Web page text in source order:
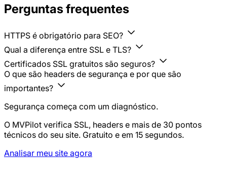
Perguntas frequentes
HTTPS é obrigatório para SEO?
Qual a diferença entre SSL e TLS?
Certificados SSL gratuitos são seguros?
O que são headers de segurança e por que são
importantes?
Segurança começa com um diagnóstico.
O MVPilot verifica SSL, headers e mais de 30 pontos
técnicos do seu site. Gratuito e em 15 segundos.
Analisar meu site agora